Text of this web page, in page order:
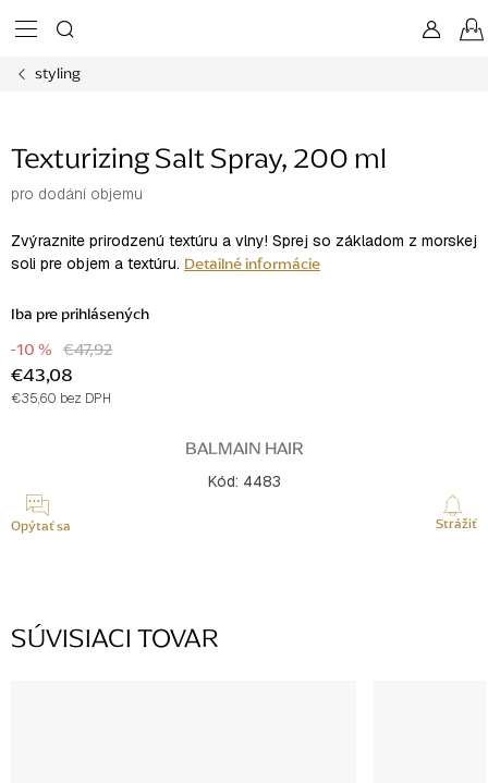
na
styling
Texturizing Salt Spray, 200 ml
pro dodání objemu
Zvýraznite prirodzenú textúru a vlny! Sprej so základom z morskej
soli pre objem a textúru. Detailné informácie
Iba pre prihlásených
€47,92
-10 %
€43,08
€35,60 bez DPH
BALMAIN HAIR
Kód: 4483
Opýtať sa Strážiť
SÚVISIACI TOVAR